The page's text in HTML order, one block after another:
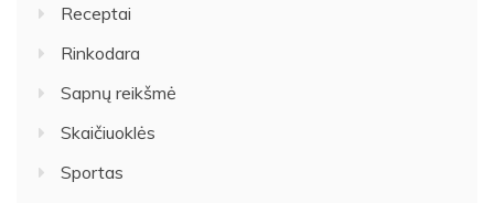
Receptai
Rinkodara
Sapnų reikšmė
Skaičiuoklės
Sportas